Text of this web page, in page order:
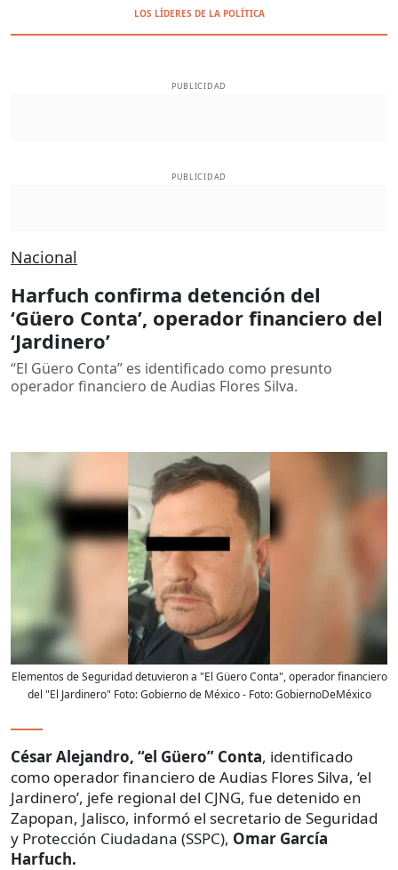
LOS LÍDERES DE LA POLÍTICA
PUBLICIDAD
PUBLICIDAD
Nacional
Harfuch confirma detención del
‘Güero Conta’, operador financiero del
‘Jardinero’
“El Güero Conta” es identificado como presunto
operador financiero de Audias Flores Silva.
Elementos de Seguridad detuvieron a "El Güero Conta", operador financiero
del "El Jardinero" Foto: Gobierno de México- Foto:GobiernoDeMéxico
César Alejandro, “el Güero” Conta, identificado
como operador financiero de Audias Flores Silva, ‘el
Jardinero’, jefe regional del CJNG, fue detenido en
Zapopan, Jalisco, informó el secretario de Seguridad
y Protección Ciudadana (SSPC), Omar García
Harfuch.